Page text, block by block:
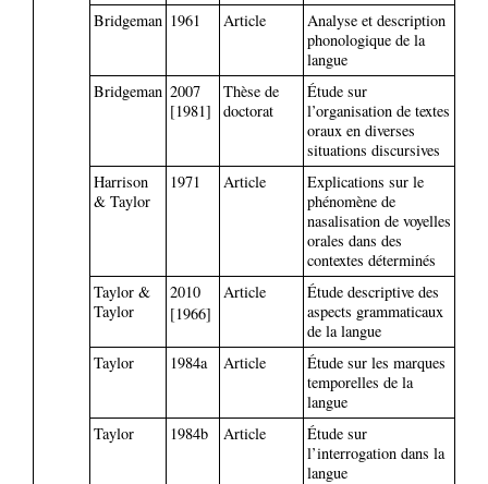
Bridgeman 1961 Article
Analyse et description
phonologique de la
langue
Bridgeman 2007
[1981]
Thèse de
doctorat
Étude sur
l’organisation de textes
oraux en diverses
situations discursives
Harrison
& Taylor
1971 Article
Explications sur le
phénomène de
nasalisation de voyelles
orales dans des
contextes déterminés
Taylor &
Taylor
2010
[1966]
Article
Étude descriptive des
aspects grammaticaux
de la langue
Taylor
1984a Article
Étude sur les marques
temporelles de la
langue
Taylor
1984b Article
Étude sur
l’interrogation dans la
langue